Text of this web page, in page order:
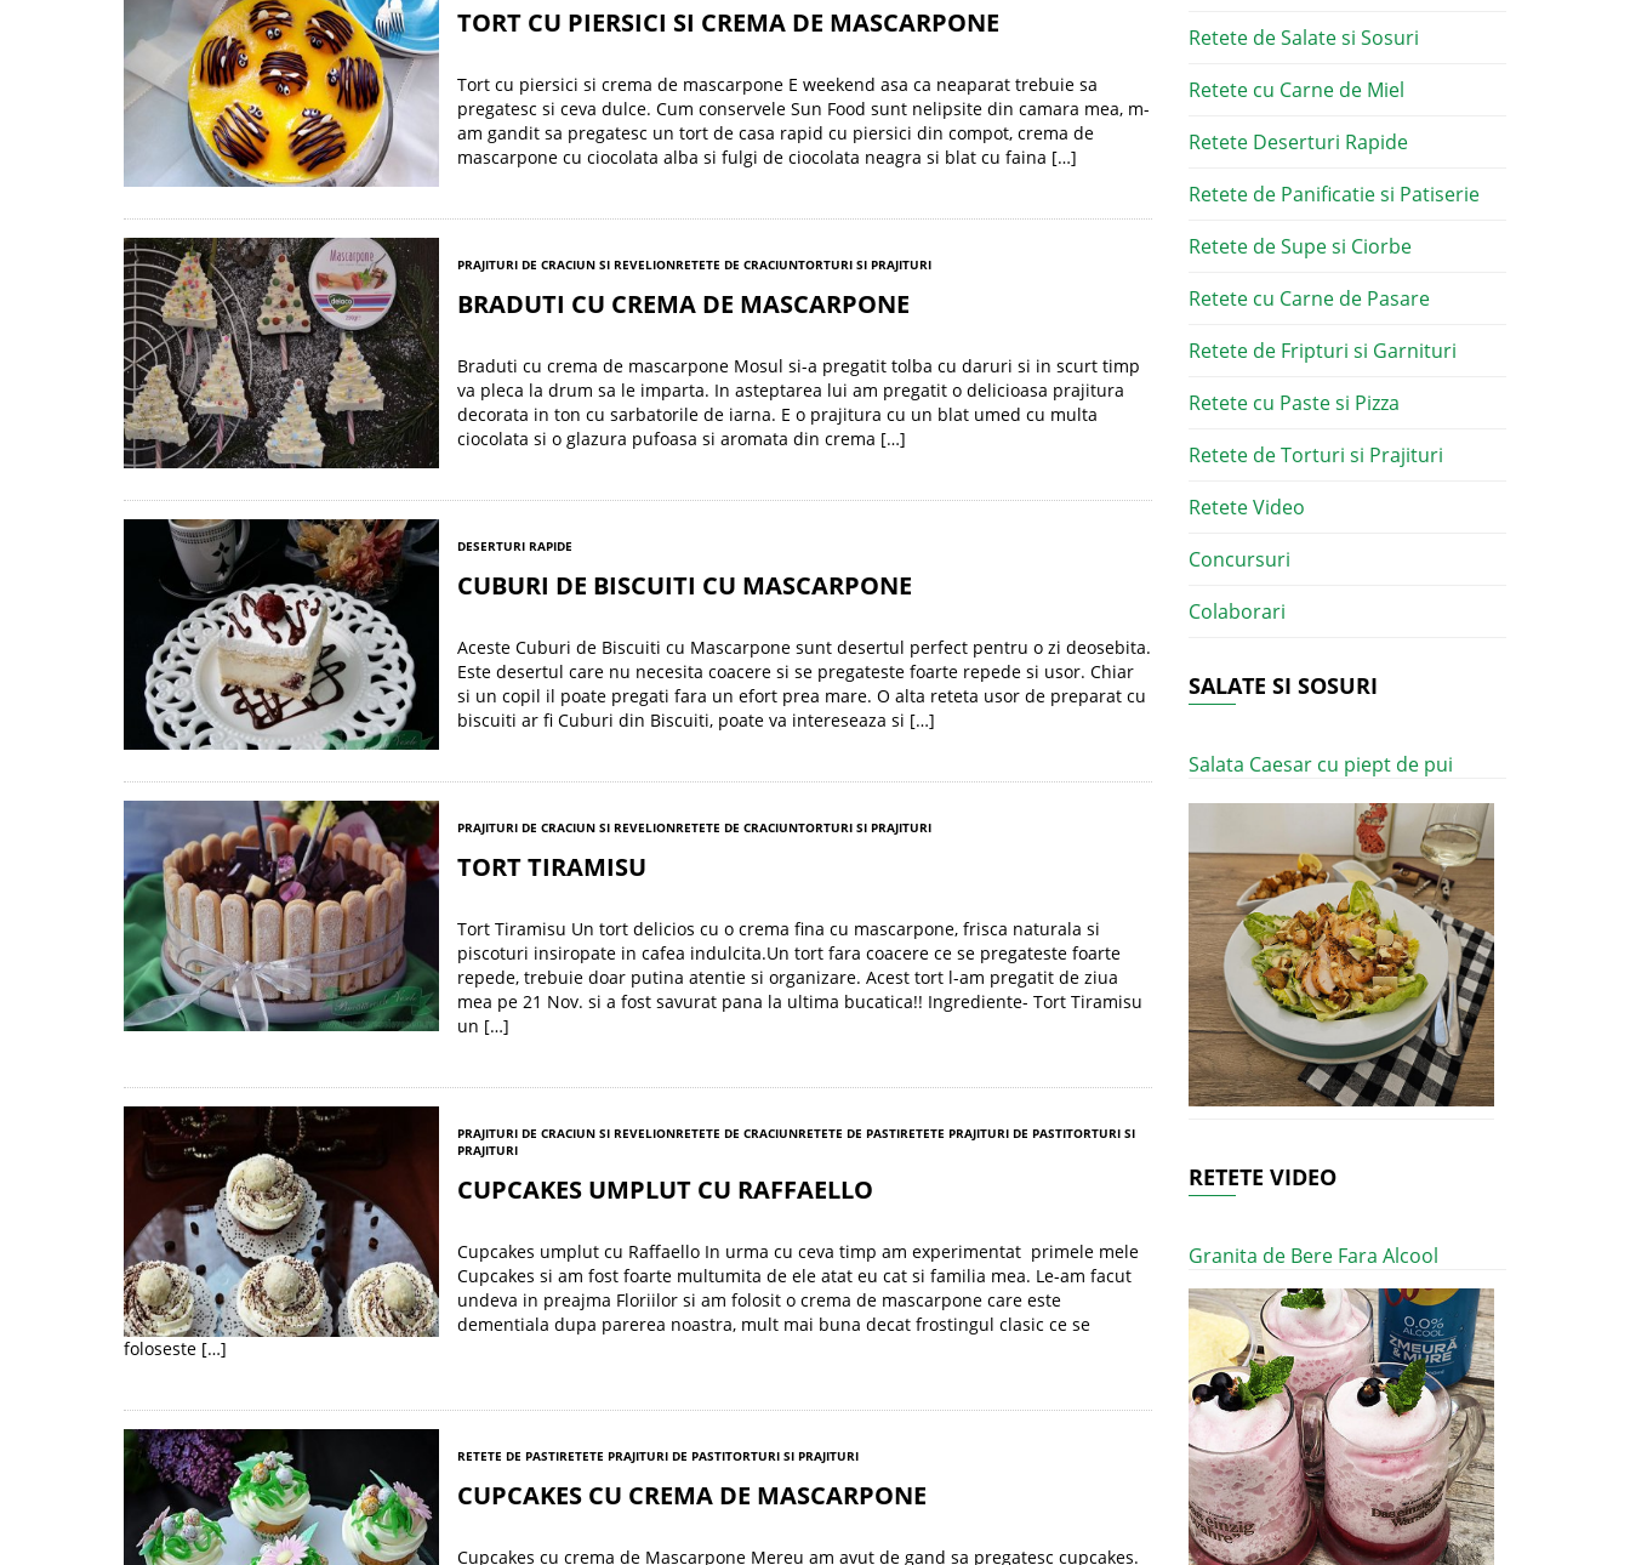
TORT CU PIERSICI SI CREMA DE MASCARPONE
Tort cu piersici si crema de mascarpone E weekend asa ca neaparat trebuie sa
pregatesc si ceva dulce. Cum conservele Sun Food sunt nelipsite din camara mea, m-
am gandit sa pregatesc un tort de casa rapid cu piersici din compot, crema de
mascarpone cu ciocolata alba si fulgi de ciocolata neagra si blat cu faina […]
PRAJITURI DE CRACIUN SI REVELIONRETETE DE CRACIUNTORTURI SI PRAJITURI
BRADUTI CU CREMA DE MASCARPONE
Braduti cu crema de mascarpone Mosul si-a pregatit tolba cu daruri si in scurt timp
va pleca la drum sa le imparta. In asteptarea lui am pregatit o delicioasa prajitura
decorata in ton cu sarbatorile de iarna. E o prajitura cu un blat umed cu multa
ciocolata si o glazura pufoasa si aromata din crema […]
DESERTURI RAPIDE
CUBURI DE BISCUITI CU MASCARPONE
Aceste Cuburi de Biscuiti cu Mascarpone sunt desertul perfect pentru o zi deosebita.
Este desertul care nu necesita coacere si se pregateste foarte repede si usor. Chiar
si un copil il poate pregati fara un efort prea mare. O alta reteta usor de preparat cu
biscuiti ar fi Cuburi din Biscuiti, poate va intereseaza si […]
PRAJITURI DE CRACIUN SI REVELIONRETETE DE CRACIUNTORTURI SI PRAJITURI
TORT TIRAMISU
Tort Tiramisu Un tort delicios cu o crema fina cu mascarpone, frisca naturala si
piscoturi insiropate in cafea indulcita.Un tort fara coacere ce se pregateste foarte
repede, trebuie doar putina atentie si organizare. Acest tort l-am pregatit de ziua
mea pe 21 Nov. si a fost savurat pana la ultima bucatica!! Ingrediente- Tort Tiramisu
un […]
PRAJITURI DE CRACIUN SI REVELIONRETETE DE CRACIUNRETETE DE PASTIRETETE PRAJITURI DE PASTITORTURI SI
PRAJITURI
CUPCAKES UMPLUT CU RAFFAELLO
Cupcakes umplut cu Raffaello In urma cu ceva timp am experimentat primele mele
Cupcakes si am fost foarte multumita de ele atat eu cat si familia mea. Le-am facut
undeva in preajma Floriilor si am folosit o crema de mascarpone care este
dementiala dupa parerea noastra, mult mai buna decat frostingul clasic ce se
foloseste […]
RETETE DE PASTIRETETE PRAJITURI DE PASTITORTURI SI PRAJITURI
CUPCAKES CU CREMA DE MASCARPONE
Cupcakes cu crema de Mascarpone Mereu am avut de gand sa pregatesc cupcakes.
Retete de Salate si Sosuri
Retete cu Carne de Miel
Retete Deserturi Rapide
Retete de Panificatie si Patiserie
Retete de Supe si Ciorbe
Retete cu Carne de Pasare
Retete de Fripturi si Garnituri
Retete cu Paste si Pizza
Retete de Torturi si Prajituri
Retete Video
Concursuri
Colaborari
SALATE SI SOSURI
Salata Caesar cu piept de pui
RETETE VIDEO
Granita de Bere Fara Alcool